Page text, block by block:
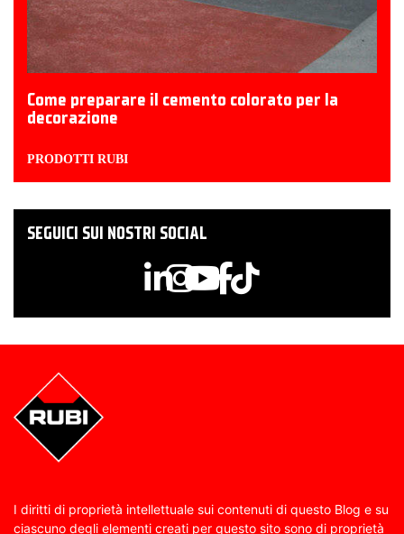
Come preparare il cemento colorato per la
decorazione
PRODOTTI RUBI
SEGUICI SUI NOSTRI SOCIAL
I diritti di proprietà intellettuale sui contenuti di questo Blog e su
ciascuno degli elementi creati per questo sito sono di proprietà